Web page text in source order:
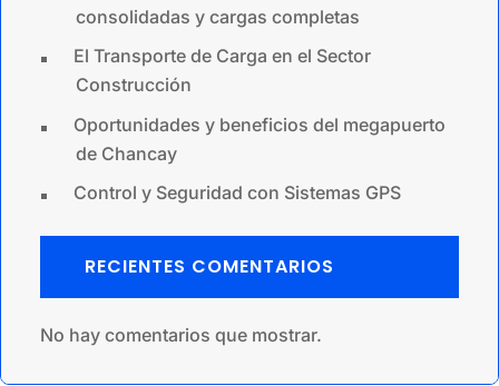
consolidadas y cargas completas
El Transporte de Carga en el Sector
Construcción
Oportunidades y beneficios del megapuerto
de Chancay
Control y Seguridad con Sistemas GPS
RECIENTES COMENTARIOS
No hay comentarios que mostrar.